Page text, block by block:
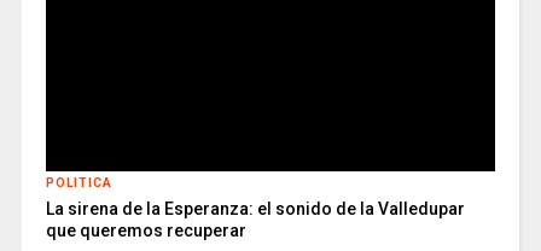
POLITICA
La sirena de la Esperanza: el sonido de la Valledupar
que queremos recuperar